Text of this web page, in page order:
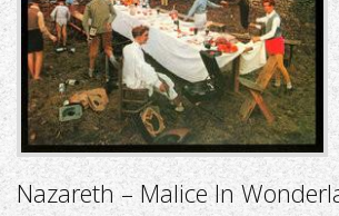
Nazareth – Malice In